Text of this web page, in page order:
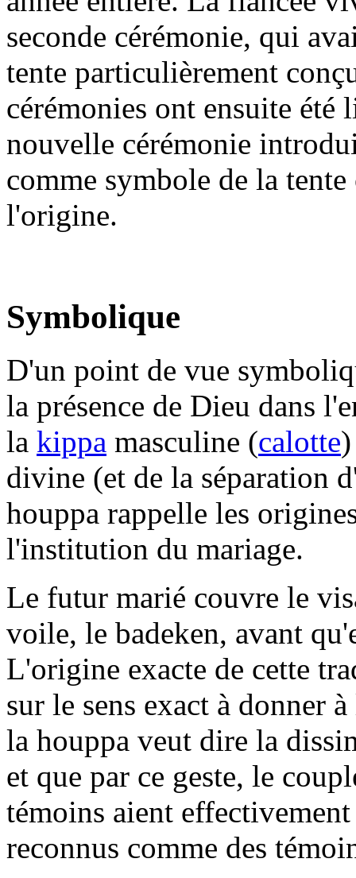
seconde cérémonie, qui
tente particulièrement
cérémonies ont ensuite été
nouvelle cérémonie
comme symbole de la
l'origine.
Symbolique
D'un point de vue
la présence de Dieu dans
la kippa masculine (calotte
divine (et de la séparation
houppa rappelle les
l'institution du mariage.
Le futur marié couvre le
voile, le badeken, avant
L'origine exacte de cette
sur le sens exact à donner
la houppa veut dire la
et que par ce geste, le
témoins aient
reconnus comme des